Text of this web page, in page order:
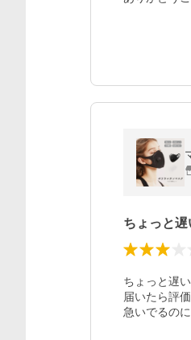
ちょっと
ちょっと遅
届いたら評
急いでるの